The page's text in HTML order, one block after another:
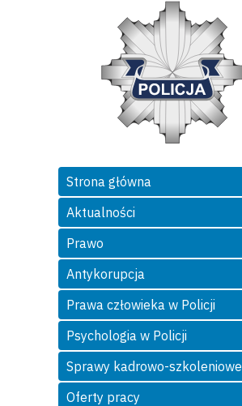
Strona główna
Aktualności
Prawo
Antykorupcja
Prawa człowieka w Policji
Psychologia w Policji
Sprawy kadrowo-szkoleniowe
Oferty pracy